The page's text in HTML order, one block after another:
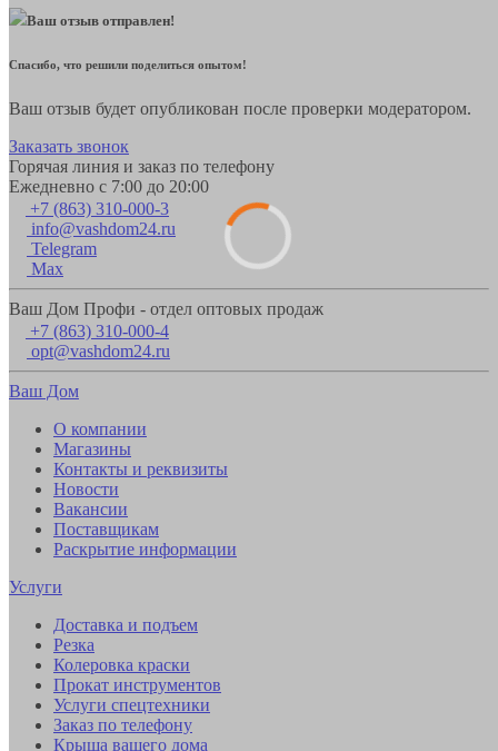
Ваш отзыв отправлен!
Спасибо, что решили поделиться опытом!
Ваш отзыв будет опубликован после проверки модератором.
Заказать звонок
Горячая линия и заказ по телефону
Ежедневно с 7:00 до 20:00
+7 (863) 310-000-3
info@vashdom24.ru
Telegram
Max
Ваш Дом Профи - отдел оптовых продаж
+7 (863) 310-000-4
opt@vashdom24.ru
Ваш Дом
О компании
Магазины
Контакты и реквизиты
Новости
Вакансии
Поставщикам
Раскрытие информации
Услуги
Доставка и подъем
Резка
Колеровка краски
Прокат инструментов
Услуги спецтехники
Заказ по телефону
Крыша вашего дома